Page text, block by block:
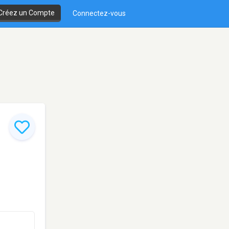
un Compte Connectez-vous